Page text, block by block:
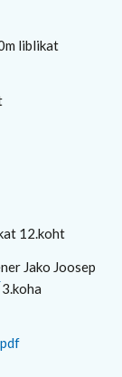
liblikat
12.koht
Jako Joosep
3.koha